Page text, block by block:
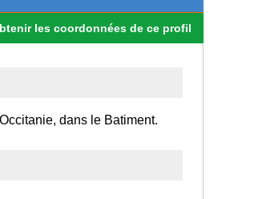
les coordonnées de ce profil
dans le Batiment.